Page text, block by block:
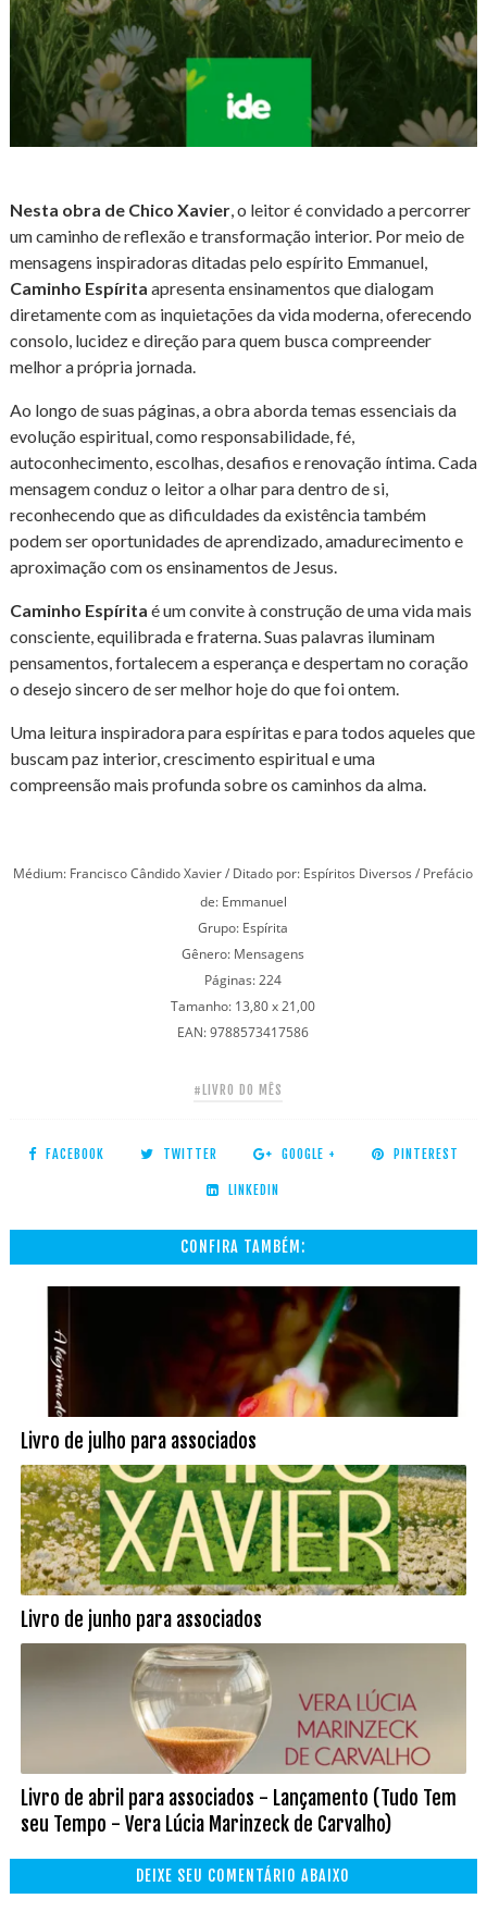
Nesta obra de Chico Xavier, o leitor é convidado a percorrer
um caminho de reflexão e transformação interior. Por meio de
mensagens inspiradoras ditadas pelo espírito Emmanuel,
Caminho Espírita apresenta ensinamentos que dialogam
diretamente com as inquietações da vida moderna, oferecendo
consolo, lucidez e direção para quem busca compreender
melhor a própria jornada.
Ao longo de suas páginas, a obra aborda temas essenciais da
evolução espiritual, como responsabilidade, fé,
autoconhecimento, escolhas, desafios e renovação íntima. Cada
mensagem conduz o leitor a olhar para dentro de si,
reconhecendo que as dificuldades da existência também
podem ser oportunidades de aprendizado, amadurecimento e
aproximação com os ensinamentos de Jesus.
Caminho Espírita é um convite à construção de uma vida mais
consciente, equilibrada e fraterna. Suas palavras iluminam
pensamentos, fortalecem a esperança e despertam no coração
o desejo sincero de ser melhor hoje do que foi ontem.
Uma leitura inspiradora para espíritas e para todos aqueles que
buscam paz interior, crescimento espiritual e uma
compreensão mais profunda sobre os caminhos da alma.
Médium: Francisco Cândido Xavier / Ditado por: Espíritos Diversos / Prefácio
de: Emmanuel
Grupo: Espírita
Gênero: Mensagens
Páginas: 224
Tamanho: 13,80 x 21,00
EAN: 9788573417586
#LIVRO DO MÊS
FACEBOOK TWITTER GOOGLE + PINTEREST
LINKEDIN
CONFIRA TAMBÉM:
Livro de julho para associados
Livro de junho para associados
Livro de abril para associados - Lançamento (Tudo Tem
seu Tempo - Vera Lúcia Marinzeck de Carvalho)
DEIXE SEU COMENTÁRIO ABAIXO